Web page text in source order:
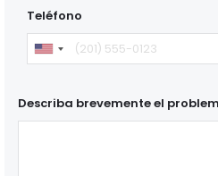
Teléfono
Describa brevemente el